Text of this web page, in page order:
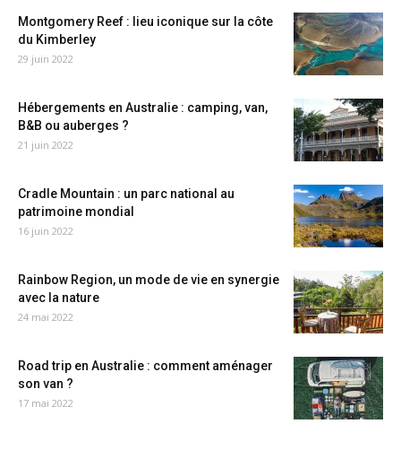
Montgomery Reef : lieu iconique sur la côte
du Kimberley
29 juin 2022
Hébergements en Australie : camping, van,
B&B ou auberges ?
21 juin 2022
Cradle Mountain : un parc national au
patrimoine mondial
16 juin 2022
Rainbow Region, un mode de vie en synergie
avec la nature
24 mai 2022
Road trip en Australie : comment aménager
son van ?
17 mai 2022